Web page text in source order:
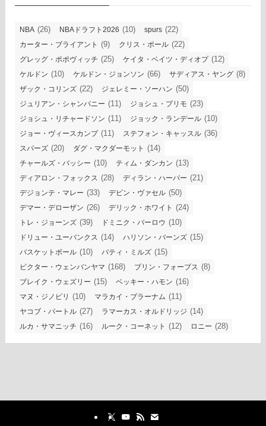
NBA (26) NBAドラフト2026 (10) spurs (22)
カーター・ブライアント (9) クリス・ポール (22)
グレッグ・ポポヴィッチ (25) ケイタ・ベイツ・ディオプ(12)
ケルドン (10) ケルドン・ジョンソン (66) サディアス・ヤング (8)
ザック・コリンズ (22) ジェレミー・ソーハン (50)
ジュリアン・シャンパニー (11) ジョシュ・プリモ (23)
ジョシュ・リチャードソン (11) ジョック・ランデール (10)
ジョー・ヴィースカンプ(11) ステフォン・キャッスル (36)
スパーズ (20) ダグ・マクダーモット (14)
チャールズ・バッシー (10) ティム・ダンカン (13)
ディアロン・フォックス (28) ディラン・ハーパー (21)
デジョンテ・マレー (33) デビン・ヴァセル (50)
デマー・デローザン (26) デリック・ホワイト (24)
トレ・ジョーンズ (39) ドミニク・バーロウ (10)
ドリュー・ユーバンクス (14) ハリソン・バーンズ (15)
バスケットボール (10) パティ・ミルズ (15)
ビクター・ウェンバンヤマ (168) ブリン・フォーブス (8)
ブレイク・ウェズリー (15) ベッキー・ハモン (16)
マヌ・ジノビリ (10) マラカイ・ブラーナム (11)
ヤコブ・パートル (27) ラマーカス・オルドリッジ (14)
ルカ・サマニッチ (16) ルーク・コーネット (12) ロニー (28)